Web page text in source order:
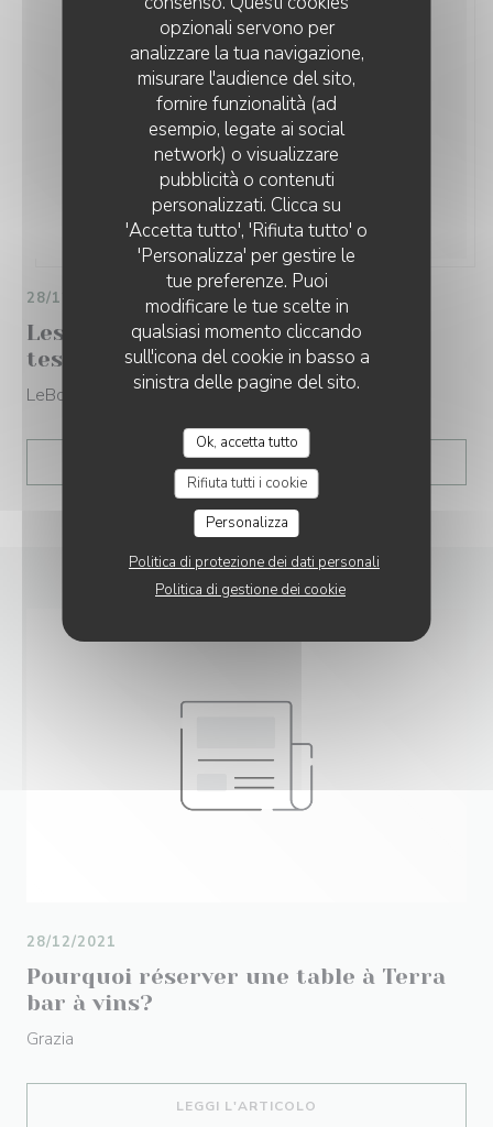
opzionali servono per
analizzare la tua navigazione,
misurare l'audience del sito,
fornire funzionalità (ad
esempio, legate ai social
network) o visualizzare
pubblicità o contenuti
personalizzati. Clicca su
'Accetta tutto', 'Rifiuta tutto' o
'Personalizza' per gestire le
tue preferenze. Puoi
modificare le tue scelte in
qualsiasi momento cliccando
sull'icona del cookie in basso a
sinistra delle pagine del sito.
Ok, accetta tutto
Rifiuta tutti i cookie
Personalizza
Politica di protezione dei dati personali
Politica di gestione dei cookie
Les nouvelles tables parisiennes à
tester d urgence
28/12/2021
LeBonbon
LEGGI L'ARTICOLO
Pourquoi réserver une table à Terra
bar à vins?
28/12/2021
Grazia
LEGGI L'ARTICOLO